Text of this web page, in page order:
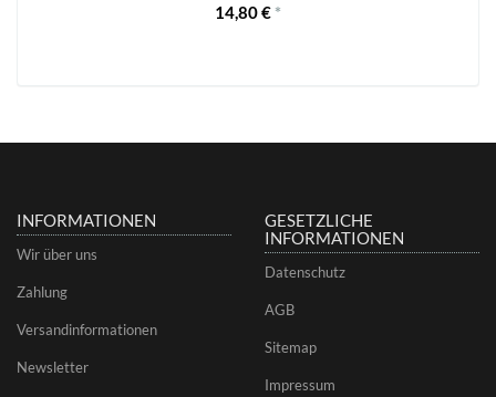
14,80 € *
INFORMATIONEN
Wir über uns
Zahlung
Versandinformationen
Newsletter
GESETZLICHE
INFORMATIONEN
Datenschutz
AGB
Sitemap
Impressum